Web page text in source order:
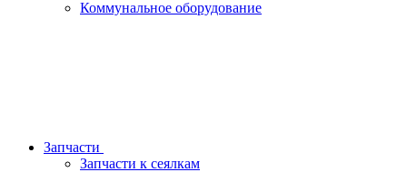
Коммунальное оборудование
Запчасти
Запчасти к сеялкам